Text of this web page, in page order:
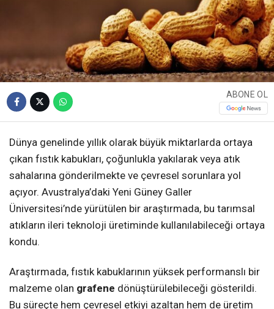
ABONE OL
Dünya genelinde yıllık olarak büyük miktarlarda ortaya
çıkan fıstık kabukları, çoğunlukla yakılarak veya atık
sahalarına gönderilmekte ve çevresel sorunlara yol
açıyor. Avustralya’daki Yeni Güney Galler
Üniversitesi’nde yürütülen bir araştırmada, bu tarımsal
atıkların ileri teknoloji üretiminde kullanılabileceği ortaya
kondu.
Araştırmada, fıstık kabuklarının yüksek performanslı bir
malzeme olan grafene dönüştürülebileceği gösterildi.
Bu süreçte hem çevresel etkiyi azaltan hem de üretim